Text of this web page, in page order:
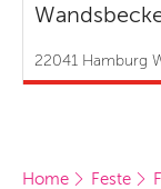
22041 Hamburg
Home Feste